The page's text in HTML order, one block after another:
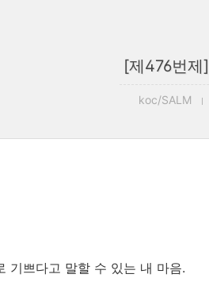
[제476번
koc/SALM
기쁘다고 말할 수 있는 내 마음.